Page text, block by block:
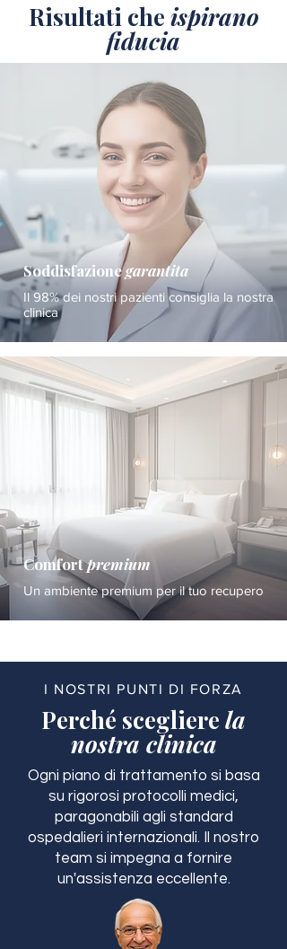
Risultati che ispirano
fiducia
Soddisfazionegarantita
Il 98% dei nostri pazienti consiglia la nostra
clinica
Comfortpremium
Un ambiente premium per il tuo recupero
I NOSTRI PUNTI DI FORZA
Perché scegliere la
nostra clinica
Ogni piano di trattamento si basa
su rigorosi protocolli medici,
paragonabili agli standard
ospedalieri internazionali. Il nostro
team si impegna a fornire
un'assistenza eccellente.